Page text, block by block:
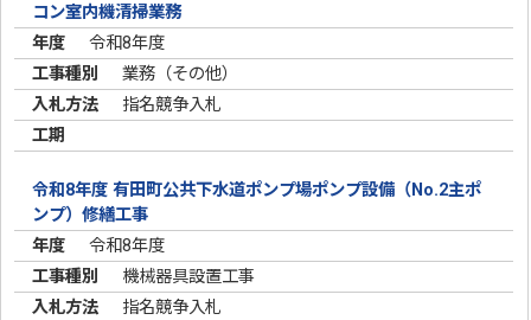
コン室内機清掃業務
令和8年度
業務（その他）
指名競争入札
令和8年度 有田町公共下水道ポンプ場ポンプ設備（No.2主ポ
ンプ）修繕工事
令和8年度
機械器具設置工事
指名競争入札